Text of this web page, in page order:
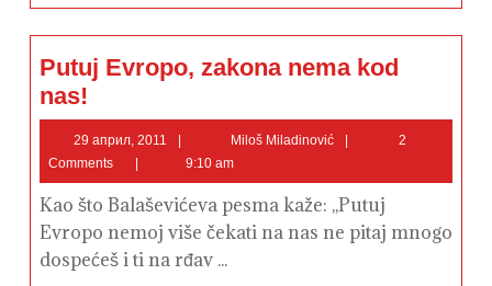
Putuj Evropo, zakona nema kod
nas!
zakona
nema
kod
nas!
29 април, 2011
април,
Miloš Miladinović
2
Comments
9:10 am
Kao što Balaševićeva pesma kaže: ,,Putuj
Evropo nemoj više čekati na nas ne pitaj mnogo
dospećeš i ti na rđav ...